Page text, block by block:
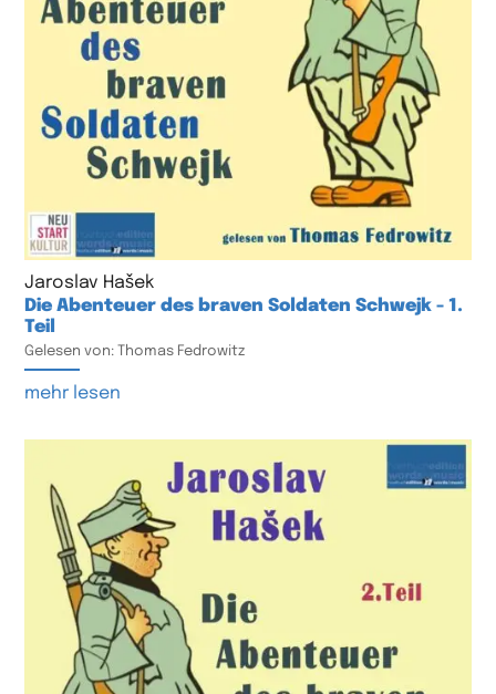
Jaroslav Hašek
Die Abenteuer des braven Soldaten Schwejk - 1.
Teil
Gelesen von: Thomas Fedrowitz
mehr lesen